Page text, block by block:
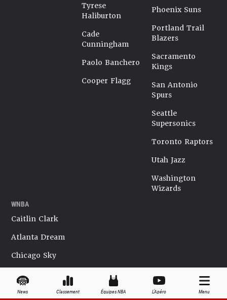
News Classement Équipes NBA L'Apéro Menu
Tyrese
Haliburton
Cade
Cunningham
Paolo Banchero
Cooper Flagg
Phoenix Suns
Portland Trail
Blazers
Sacramento
Kings
San Antonio
Spurs
Seattle
Supersonics
Toronto Raptors
Utah Jazz
Washington
Wizards
WNBA
Caitlin Clark
Atlanta Dream
Chicago Sky
Connecticut Sun
Dallas Wings